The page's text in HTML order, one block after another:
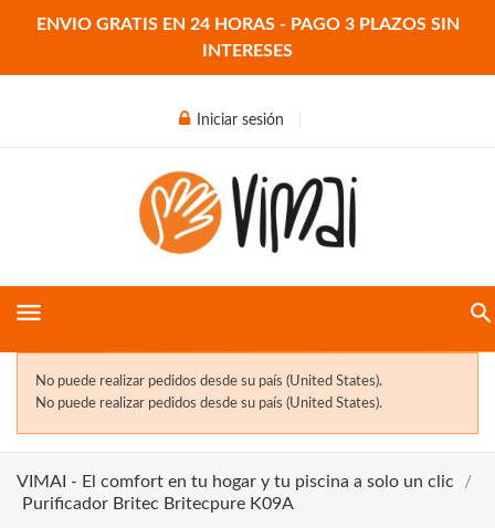
ENVIO GRATIS EN 24 HORAS - PAGO 3 PLAZOS SIN
INTERESES
Iniciar sesión
menu
No puede realizar pedidos desde su país (United States).
No puede realizar pedidos desde su país (United States).
VIMAI - El comfort en tu hogar y tu piscina a solo un clic
Purificador Britec Britecpure K09A